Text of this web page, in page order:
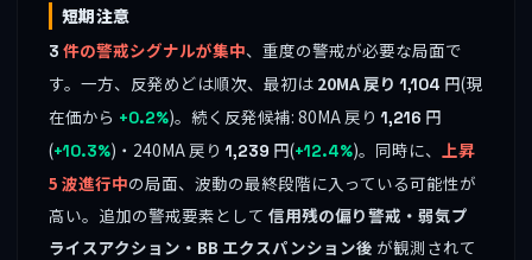
短期注意
3 件の警戒シグナルが集中、重度の警戒が必要な局面で
す。一方、反発めどは順次、最初は 20MA 戻り 1,104 円(現
在価から +0.2%)。続く反発候補: 80MA 戻り1,216 円
(+10.3%)・240MA 戻り1,239 円(+12.4%)。同時に、 上昇
5 波進行中の局面、波動の最終段階に入っている可能性が
高い。追加の警戒要素として 信用残の偏り警戒・弱気プ
ライスアクション・BB エクスパンション後 が観測されて